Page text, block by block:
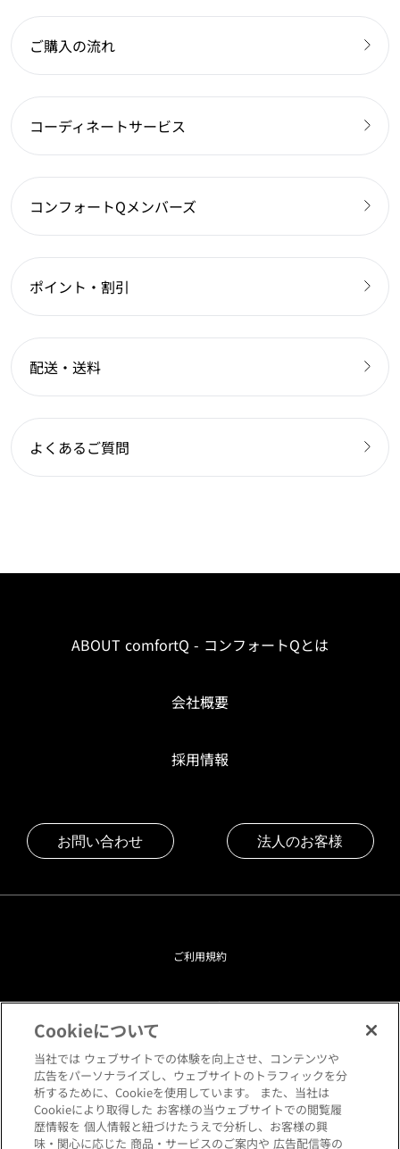
ご購入の流れ
コーディネートサービス
コンフォートQメンバーズ
ポイント・割引
配送・送料
よくあるご質問
ABOUT comfortQ - コンフォートQとは
会社概要
採用情報
お問い合わせ 法人のお客様
ご利用規約
プライバシーポリシー
クッキーポリシー
閲覧環境について
Cookieについて
当社では ウェブサイトでの体験を向上させ、コンテンツや
広告をパーソナライズし、ウェブサイトのトラフィックを分
析するために、Cookieを使用しています。 また、当社は
Cookieにより取得した お客様の当ウェブサイトでの閲覧履
歴情報を 個人情報と紐づけたうえで分析し、お客様の興
味・関心に応じた 商品・サービスのご案内や 広告配信等の